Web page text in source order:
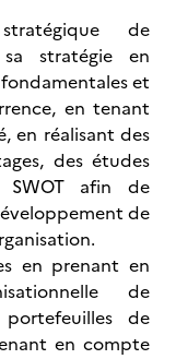
de
sa stratégie en
et
en tenant
en réalisant des
des études
SWOT afin de
de
en prenant en
de
de
en compte